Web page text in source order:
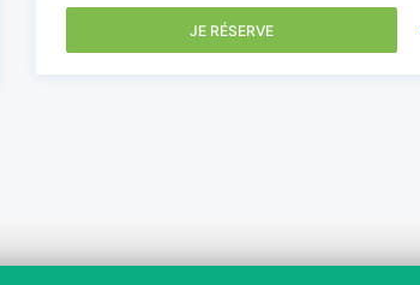
JE RÉSERVE